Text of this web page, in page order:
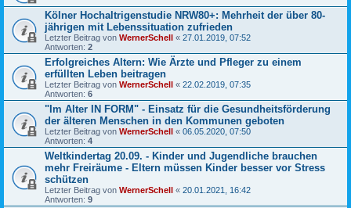
Kölner Hochaltrigenstudie NRW80+: Mehrheit der über 80-
jährigen mit Lebenssituation zufrieden
Letzter Beitrag von WernerSchell « 27.01.2019, 07:52
Antworten: 2
Erfolgreiches Altern: Wie Ärzte und Pfleger zu einem
erfüllten Leben beitragen
Letzter Beitrag von WernerSchell « 22.02.2019, 07:35
Antworten: 6
"Im Alter IN FORM" - Einsatz für die Gesundheitsförderung
der älteren Menschen in den Kommunen geboten
Letzter Beitrag von WernerSchell « 06.05.2020, 07:50
Antworten: 4
Weltkindertag 20.09. - Kinder und Jugendliche brauchen
mehr Freiräume - Eltern müssen Kinder besser vor Stress
schützen
Letzter Beitrag von WernerSchell « 20.01.2021, 16:42
Antworten: 9